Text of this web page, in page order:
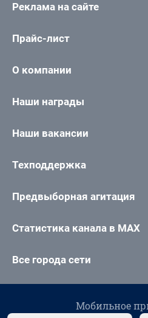
Реклама на сайте
Прайс-лист
О компании
Наши награды
Наши вакансии
Техподдержка
Предвыборная агитация
Статистика канала в MAX
Все города сети
Мобильное